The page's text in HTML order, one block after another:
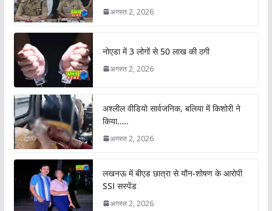
अगस्त 2, 2026
नोएडा में 3 लोगों से 50 लाख की ठगी
अगस्त 2, 2026
अश्लील वीडियो सार्वजनिक, बलिया में किशोरी ने
किया…..
अगस्त 2, 2026
लखनऊ में बीएड छात्रा से यौन-शोषण के आरोपी
SSI सस्पेंड
अगस्त 2, 2026